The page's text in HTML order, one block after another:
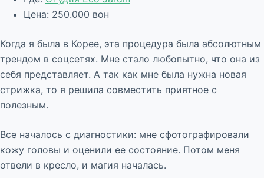
Цена: 250.000 вон
Когда я была в Корее, эта процедура была абсолютным
трендом в соцсетях. Мне стало любопытно, что она из
себя представляет. А так как мне была нужна новая
стрижка, то я решила совместить приятное с
полезным.
Все началось с диагностики: мне сфотографировали
кожу головы и оценили ее состояние. Потом меня
отвели в кресло, и магия началась.